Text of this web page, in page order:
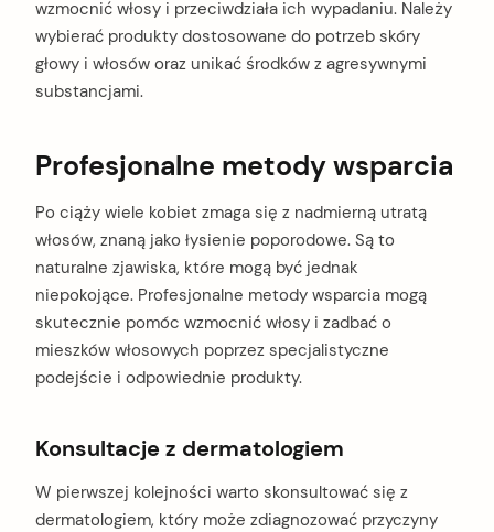
wzmocnić włosy i przeciwdziała ich wypadaniu. Należy
wybierać produkty dostosowane do potrzeb skóry
głowy i włosów oraz unikać środków z agresywnymi
substancjami.
Profesjonalne metody wsparcia
Po ciąży wiele kobiet zmaga się z nadmierną utratą
włosów, znaną jako łysienie poporodowe. Są to
naturalne zjawiska, które mogą być jednak
niepokojące. Profesjonalne metody wsparcia mogą
skutecznie pomóc wzmocnić włosy i zadbać o
mieszków włosowych poprzez specjalistyczne
podejście i odpowiednie produkty.
Konsultacje z dermatologiem
W pierwszej kolejności warto skonsultować się z
dermatologiem, który może zdiagnozować przyczyny